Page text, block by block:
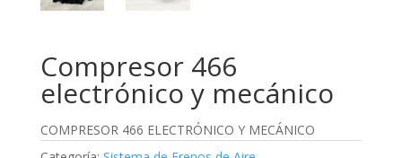
Compresor 466
electrónico y mecánico
COMPRESOR 466 ELECTRÓNICO Y MECÁNICO